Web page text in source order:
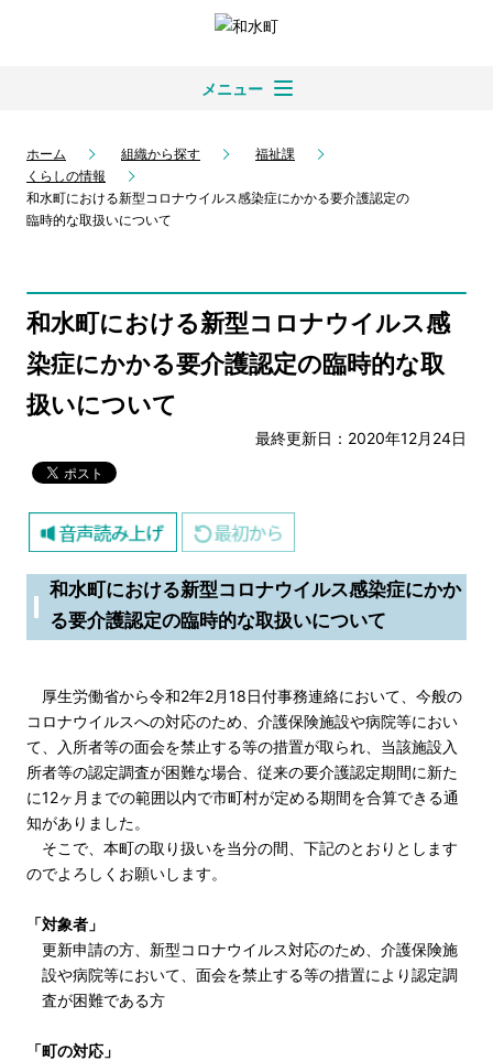
メニュー
ホーム 組織から探す
福祉課
くらしの情報
和水町における新型コロナウイルス感染症にかかる要介護認定の
臨時的な取扱いについて
和水町における新型コロナウイルス感
染症にかかる要介護認定の臨時的な取
扱いについて
最終更新日：2020年12月24日
和水町における新型コロナウイルス感染症にかか
る要介護認定の臨時的な取扱いについて
厚生労働省から令和2年2月18日付事務連絡において、今般の
コロナウイルスへの対応のため、介護保険施設や病院等におい
て、入所者等の面会を禁止する等の措置が取られ、当該施設入
所者等の認定調査が困難な場合、従来の要介護認定期間に新た
に12ヶ月までの範囲以内で市町村が定める期間を合算できる通
知がありました。
そこで、本町の取り扱いを当分の間、下記のとおりとします
のでよろしくお願いします。
「対象者」
更新申請の方、新型コロナウイルス対応のため、介護保険施
設や病院等において、面会を禁止する等の措置により認定調
査が困難である方
「町の対応」